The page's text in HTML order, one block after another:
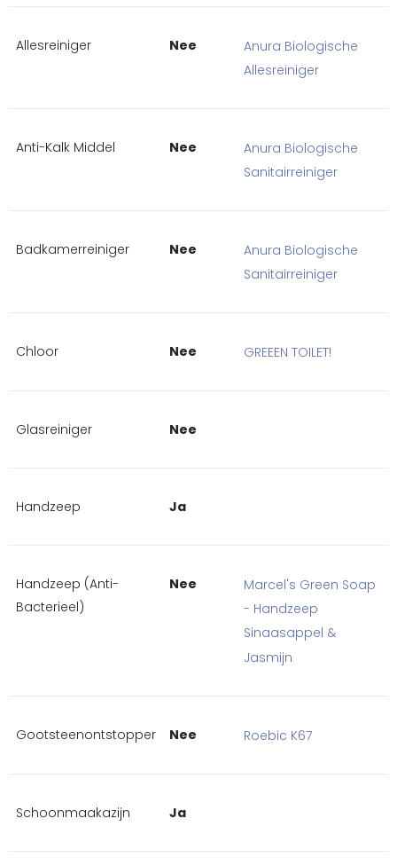
Allesreiniger Nee
Anura Biologische
Allesreiniger
Anti-Kalk Middel Nee
Anura Biologische
Sanitairreiniger
Badkamerreiniger Nee
Anura Biologische
Sanitairreiniger
Chloor Nee GREEEN TOILET!
Glasreiniger Nee
Handzeep Ja
Handzeep (Anti-
Bacterieel)
Nee
Marcel's Green Soap
- Handzeep
Sinaasappel &
Jasmijn
Gootsteenontstopper Nee Roebic K67
Schoonmaakazijn Ja